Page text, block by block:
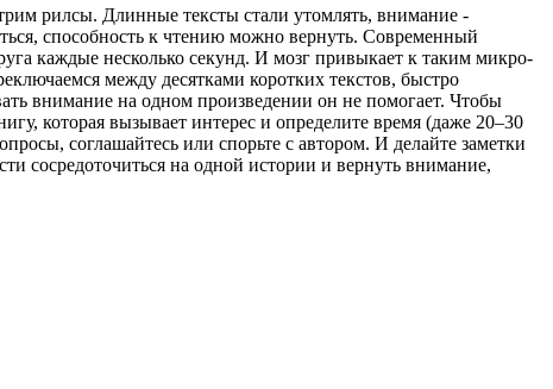
рилсы. Длинные тексты стали утомлять, внимание -
способность к чтению можно вернуть. Современный
каждые несколько секунд. И мозг привыкает к таким микро-
между десятками коротких текстов, быстро
внимание на одном произведении он не помогает. Чтобы
которая вызывает интерес и определите время (даже 20–30
соглашайтесь или спорьте с автором. И делайте заметки
сосредоточиться на одной истории и вернуть внимание,